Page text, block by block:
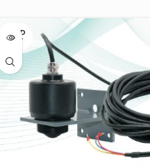
SOLD
OUT